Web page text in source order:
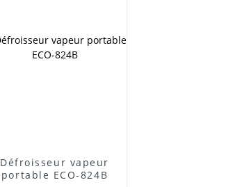
Défroisseur vapeur
portable ECO-824B